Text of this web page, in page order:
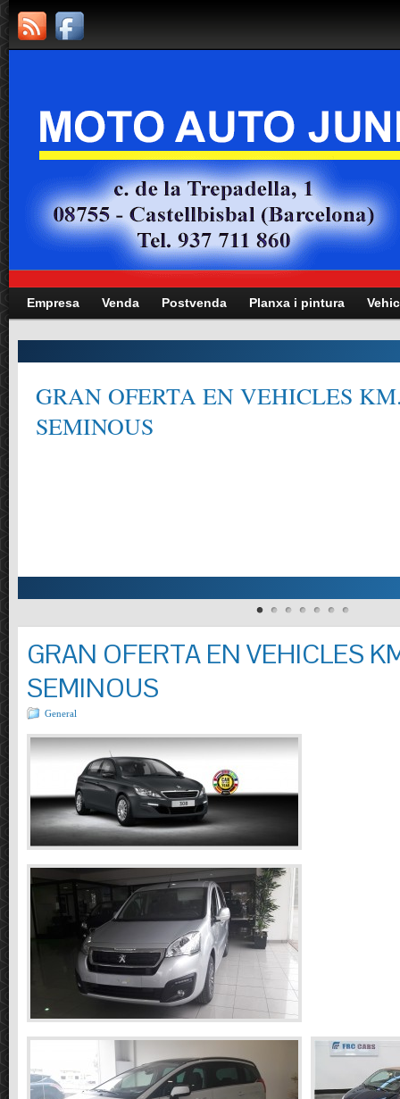
Empresa Venda Postvenda Planxa i pintura
Manteniment totes les marques i
CONSULTI´NS ELS REQUISITS DELS MANTENIMENTS SEGONS EL
MODELS, TURISMES I VEHICLES COMERCIALS PRESSUPOSTOS
GRAN OFERTA EN VEHICLES
SEMINOUS
General